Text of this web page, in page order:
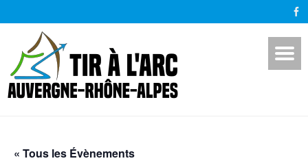
« Tous les Évènements